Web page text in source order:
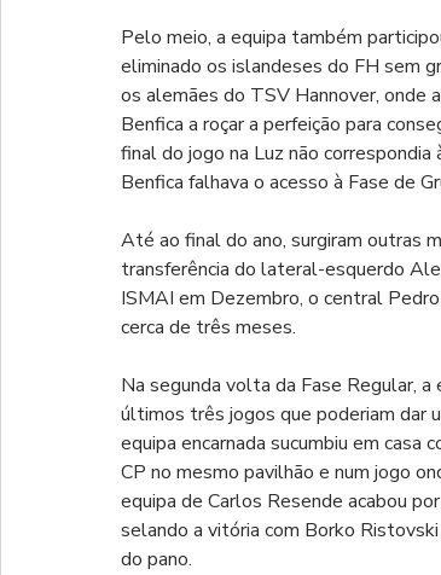
Pelo meio, a equipa também
eliminado os islandeses do FH sem
os alemães do TSV Hannover, onde
Benfica a roçar a perfeição para
final do jogo na Luz não correspondia
Benfica falhava o acesso à Fase de
Até ao final do ano, surgiram outras
transferência do lateral-esquerdo
ISMAI em Dezembro, o central
cerca de três meses.
Na segunda volta da Fase Regular,
últimos três jogos que poderiam dar
equipa encarnada sucumbiu em
CP no mesmo pavilhão e num jogo
equipa de Carlos Resende acabou
selando a vitória com Borko
do pano.